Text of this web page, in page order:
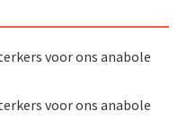
voor ons anabole
voor ons anabole